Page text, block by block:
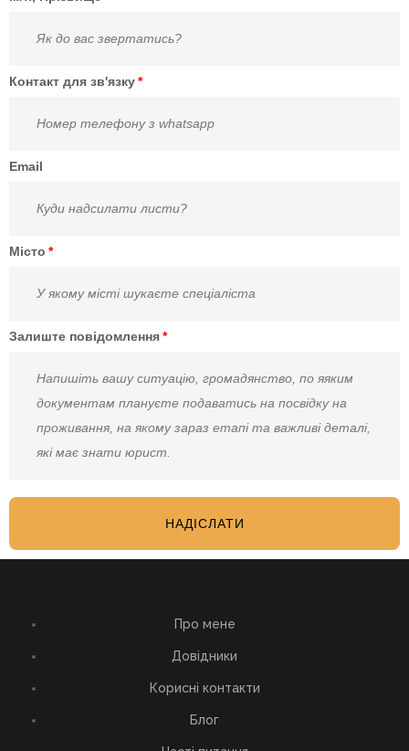
Контакт для зв'язку
Email
Місто
Залиште повідомлення
НАДІСЛАТИ
Про мене
Довідники
Корисні контакти
Блог